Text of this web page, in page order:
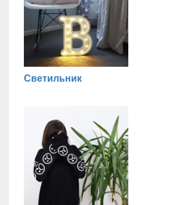
Светильник